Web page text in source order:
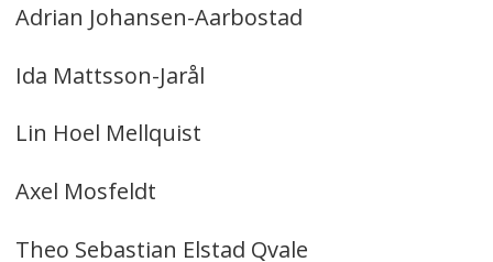
Adrian Johansen-Aarbostad
Ida Mattsson-Jarål
Lin Hoel Mellquist
Axel Mosfeldt
Theo Sebastian Elstad Qvale